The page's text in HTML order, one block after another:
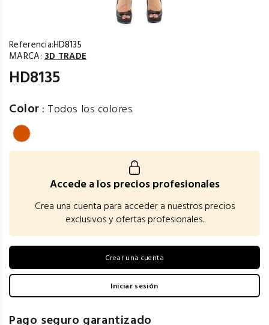
Referencia:HD8135
MARCA: 3D TRADE
HD8135
Color : Todos los colores
Accede a los precios profesionales
Crea una cuenta para acceder a nuestros precios
exclusivos y ofertas profesionales.
Crear una cuenta
Iniciar sesión
Pago seguro garantizado